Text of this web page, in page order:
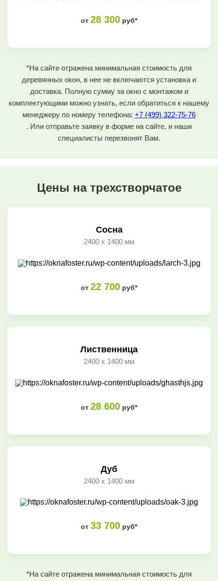
от 28 300 руб*
*На сайте отражена минимальная стоимость для
деревянных окон, в нее не включаются установка и
доставка. Полную сумму за окно с монтажом и
комплектующими можно узнать, если обратиться к нашему
менеджеру по номеру телефона: +7 (499) 322-75-76
. Или отправьте заявку в форме на сайте, и наши
специалисты перезвонят Вам.
Цены на трехстворчатое
Сосна
2400 x 1400 мм
от 22 700 руб*
Лиственница
2400 x 1400 мм
от 28 600 руб*
Дуб
2400 x 1400 мм
от 33 700 руб*
*На сайте отражена минимальная стоимость для